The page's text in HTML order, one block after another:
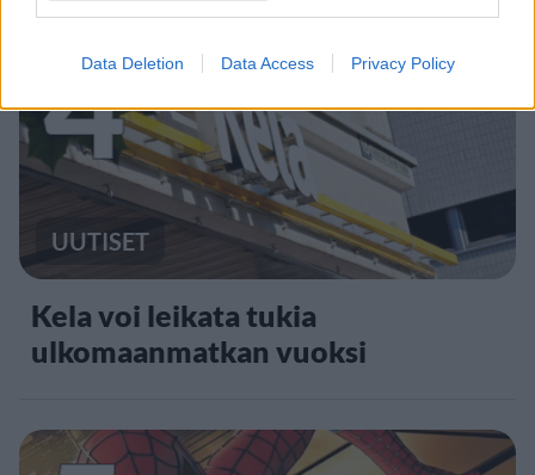
Data Deletion Data Access Privacy Policy
4
UUTISET
Kela voi leikata tukia
ulkomaanmatkan vuoksi